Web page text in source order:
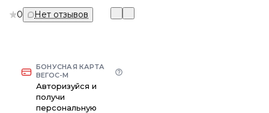
0 Нет отзывов
БОНУСНАЯ КАРТА
ВЕГОС-М
Авторизуйся и
получи
персональную